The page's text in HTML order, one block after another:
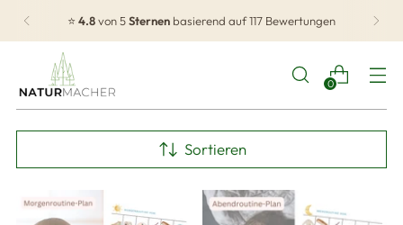
⭐ 4.8von 5Sternen basierend auf 117 Bewertungen
0
Sortieren